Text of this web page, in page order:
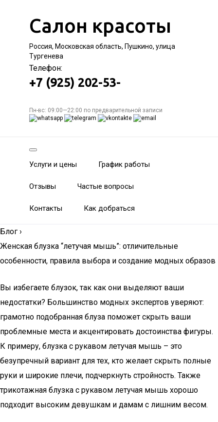
Салон красоты
Россия, Московская область, Пушкино, улица
Тургенева
Телефон:
+7 (925) 202-53-
Пн-вс: 09:00—22:00 по предварительной записи
Услуги и цены График работы
Отзывы Частые вопросы
Контакты Как добраться
Блог ›
Женская блузка “летучая мышь”: отличительные
особенности, правила выбора и создание модных образов
Вы избегаете блузок, так как они выделяют ваши
недостатки? Большинство модных экспертов уверяют:
грамотно подобранная блуза поможет скрыть ваши
проблемные места и акцентировать достоинства фигуры.
К примеру, блузка с рукавом летучая мышь – это
безупречный вариант для тех, кто желает скрыть полные
руки и широкие плечи, подчеркнуть стройность. Также
трикотажная блузка с рукавом летучая мышь хорошо
подходит высоким девушкам и дамам с лишним весом.